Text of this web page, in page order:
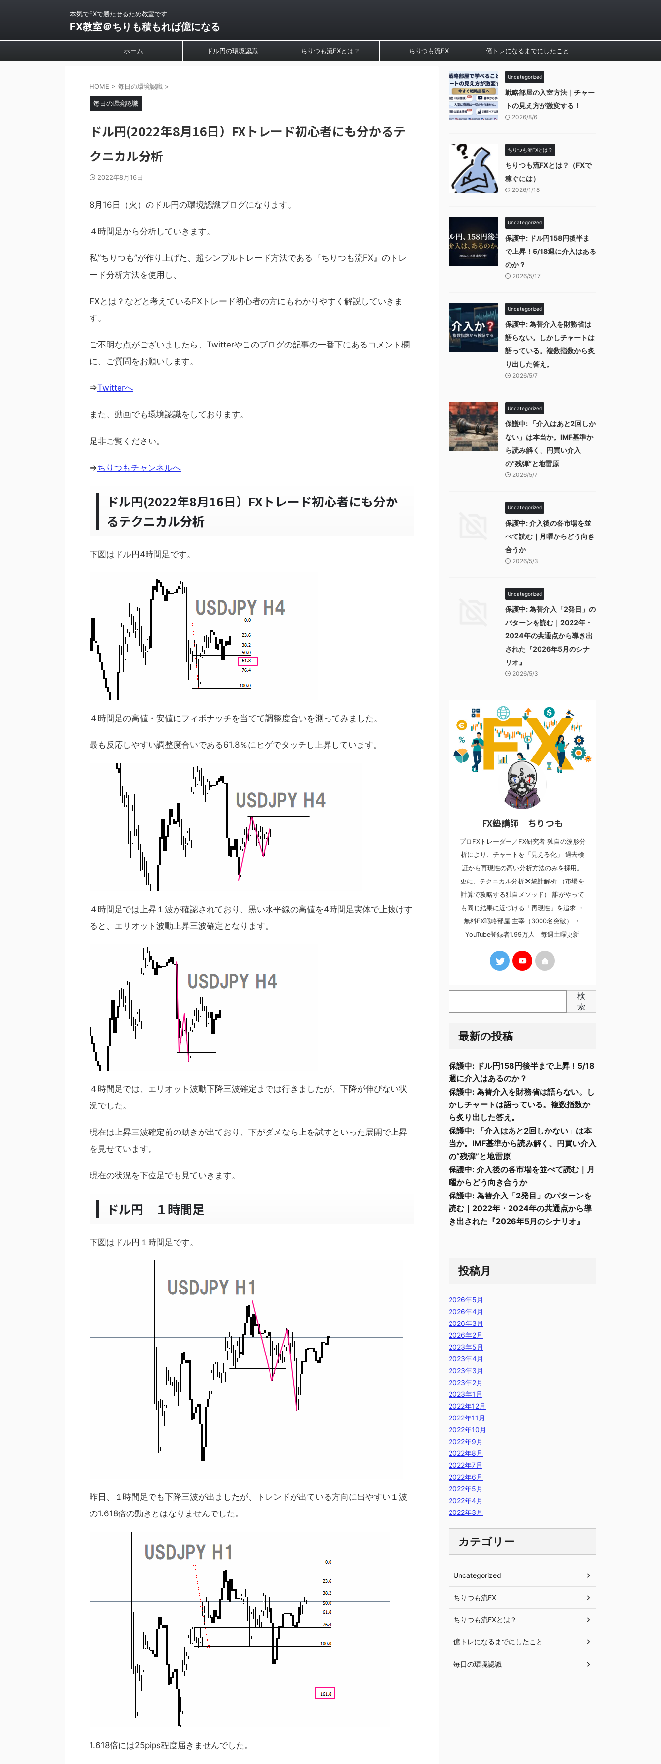
本気でFXで勝たせるため教室です
FX教室＠ちりも積もれば億になる
ホーム ドル円の環境認識 ちりつも流FXとは？ ちりつも流FX 億トレになるまでにしたこと
HOME > 毎日の環境認識 >
毎日の環境認識
ドル円(2022年8月16日）FXトレード初心者にも分かるテ
クニカル分析
2022年8月16日
8月16日（火）のドル円の環境認識ブログになります。
４時間足から分析していきます。
私”ちりつも”が作り上げた、超シンプルトレード方法である『ちりつも流FX』のトレ
ード分析方法を使用し、
FXとは？などと考えているFXトレード初心者の方にもわかりやすく解説していきま
す。
ご不明な点がございましたら、Twitterやこのブログの記事の一番下にあるコメント欄
に、ご質問をお願いします。
⇒Twitterへ
また、動画でも環境認識をしております。
是非ご覧ください。
⇒ちりつもチャンネルへ
ドル円(2022年8月16日）FXトレード初心者にも分か
るテクニカル分析
下図はドル円4時間足です。
４時間足の高値・安値にフィボナッチを当てて調整度合いを測ってみました。
最も反応しやすい調整度合いである61.8％にヒゲでタッチし上昇しています。
４時間足では上昇１波が確認されており、黒い水平線の高値を4時間足実体で上抜けす
ると、エリオット波動上昇三波確定となります。
４時間足では、エリオット波動下降三波確定までは行きましたが、下降が伸びない状
況でした。
現在は上昇三波確定前の動きが出ており、下がダメなら上を試すといった展開で上昇
を見せています。
現在の状況を下位足でも見ていきます。
ドル円 １時間足
下図はドル円１時間足です。
昨日、１時間足でも下降三波が出ましたが、トレンドが出ている方向に出やすい１波
の1.618倍の動きとはなりませんでした。
1.618倍には25pips程度届きませんでした。
Uncategorized
戦略部屋の入室方法｜チャー
トの見え方が激変する！
2026/8/6
ちりつも流FXとは？
ちりつも流FXとは？（FXで
稼ぐには）
2026/1/18
Uncategorized
保護中: ドル円158円後半ま
で上昇！5/18週に介入はある
のか？
2026/5/17
Uncategorized
保護中: 為替介入を財務省は
語らない。しかしチャートは
語っている。複数指数から炙
り出した答え。
2026/5/7
Uncategorized
保護中: 「介入はあと2回しか
ない」は本当か。IMF基準か
ら読み解く、円買い介入
の“残弾”と地雷原
2026/5/7
Uncategorized
保護中: 介入後の各市場を並
べて読む｜月曜からどう向き
合うか
2026/5/3
Uncategorized
保護中: 為替介入「2発目」の
パターンを読む｜2022年・
2024年の共通点から導き出
された『2026年5月のシナ
リオ』
2026/5/3
FX塾講師 ちりつも
プロFXトレーダー／FX研究者 独自の波形分
析により、チャートを「見える化」 過去検
証から再現性の高い分析方法のみを採用。
更に、テクニカル分析
統計解析 （市場を
計算で攻略する独自メソッド） 誰がやって
も同じ結果に近づける「再現性」を追求 ・
無料FX戦略部屋 主宰（3000名突破） ・
YouTube登録者1.99万人｜毎週土曜更新
検
索
最新の投稿
保護中: ドル円158円後半まで上昇！5/18
週に介入はあるのか？
保護中: 為替介入を財務省は語らない。し
かしチャートは語っている。複数指数か
ら炙り出した答え。
保護中: 「介入はあと2回しかない」は本
当か。IMF基準から読み解く、円買い介入
の“残弾”と地雷原
保護中: 介入後の各市場を並べて読む｜月
曜からどう向き合うか
保護中: 為替介入「2発目」のパターンを
読む｜2022年・2024年の共通点から導
き出された『2026年5月のシナリオ』
投稿月
2026年5月
2026年4月
2026年3月
2026年2月
2023年5月
2023年4月
2023年3月
2023年2月
2023年1月
2022年12月
2022年11月
2022年10月
2022年9月
2022年8月
2022年7月
2022年6月
2022年5月
2022年4月
2022年3月
カテゴリー
Uncategorized
ちりつも流FX
ちりつも流FXとは？
億トレになるまでにしたこと
毎日の環境認識